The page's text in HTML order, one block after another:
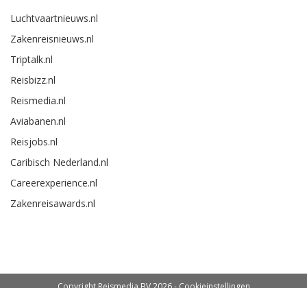
Luchtvaartnieuws.nl
Zakenreisnieuws.nl
Triptalk.nl
Reisbizz.nl
Reismedia.nl
Aviabanen.nl
Reisjobs.nl
Caribisch Nederland.nl
Careerexperience.nl
Zakenreisawards.nl